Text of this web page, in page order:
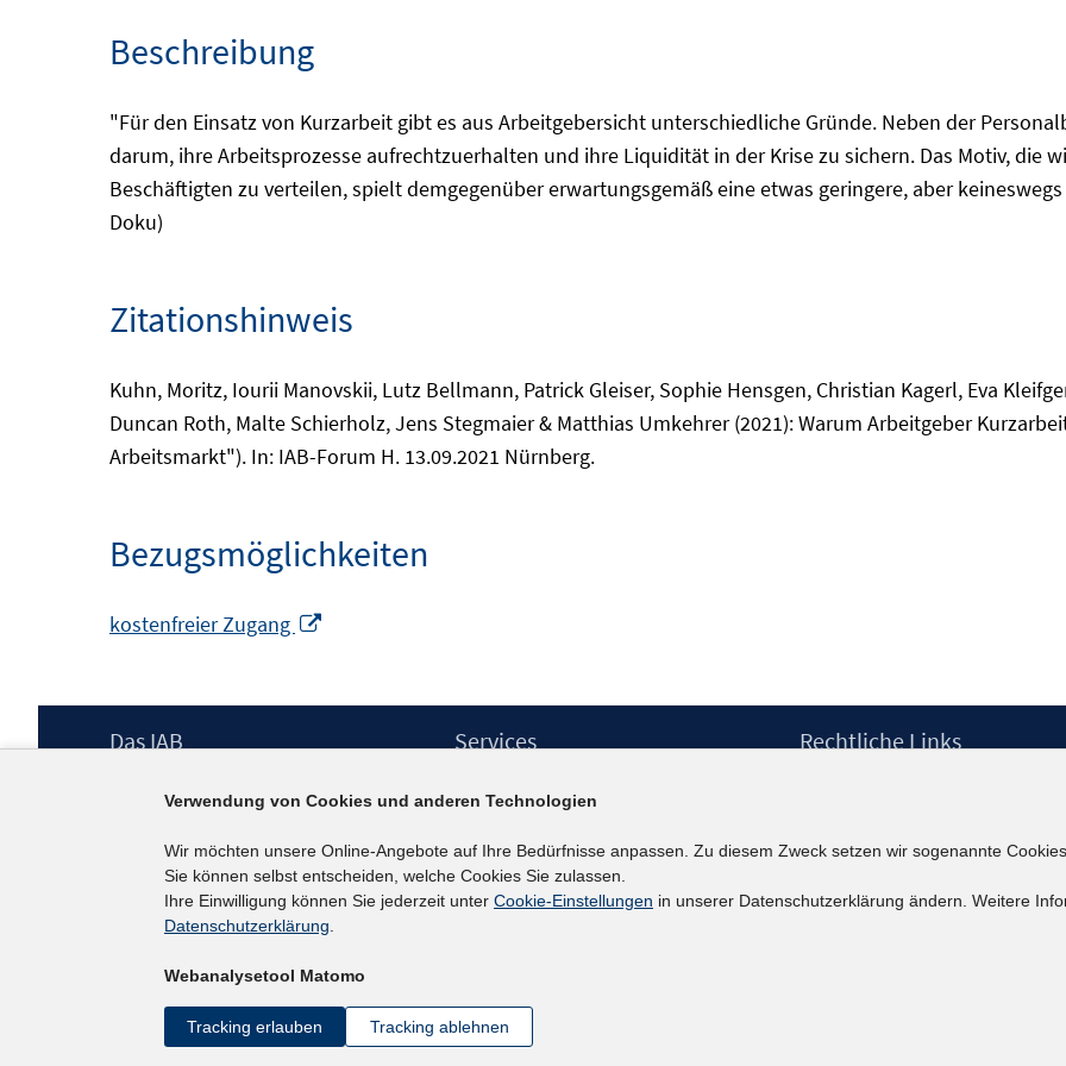
Beschreibung
"Für den Einsatz von Kurzarbeit gibt es aus Arbeitgebersicht unterschiedliche Gründe. Neben der
darum, ihre Arbeitsprozesse aufrechtzuerhalten und ihre Liquidität in der Krise zu sichern. Das Motiv, die
Beschäftigten zu verteilen, spielt demgegenüber erwartungsgemäß eine etwas geringere, aber
Doku)
Zitationshinweis
Kuhn, Moritz, Iourii Manovskii, Lutz Bellmann, Patrick Gleiser, Sophie Hensgen, Christian Kagerl, Eva
Duncan Roth, Malte Schierholz, Jens Stegmaier & Matthias Umkehrer (2021): Warum Arbeitgeber
Arbeitsmarkt"). In: IAB-Forum H. 13.09.2021 Nürnberg.
Bezugsmöglichkeiten
kostenfreier Zugang
Footer
Das IAB
Berufsforschung (IAB) – unser Leitbild
Institutsleitung
Graduiertenprogramm
Befragungen
Projekte
Services
IAB-Newsletter
Kontakt
Rechtliche Links
Erklärung zur Barrierefreiheit
Verwendung von Cookies und anderen Technologien
Wir möchten unsere Online-Angebote auf Ihre Bedürfnisse anpassen. Zu diesem Zweck setzen wir sogenannte
Sie können selbst entscheiden, welche Cookies Sie zulassen.
Ihre Einwilligung können Sie jederzeit unter Cookie-Einstellungen in unserer Datenschutzerklärung ändern. Weitere
Datenschutzerklärung.
Webanalysetool Matomo
Tracking erlauben Tracking ablehnen